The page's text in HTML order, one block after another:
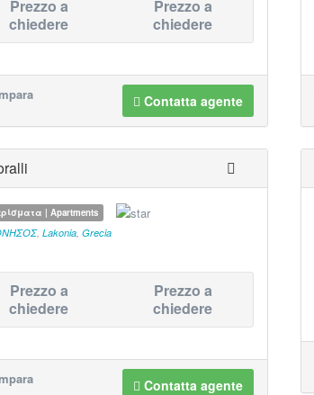
Prezzo a
chiedere
Prezzo a
chiedere
Contatta agente
| Apartments
, Lakonia Grecia
Prezzo a
chiedere
Prezzo a
chiedere
Contatta agente